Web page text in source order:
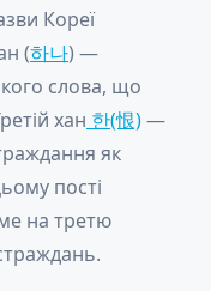
Кореї
(하나) —
слова, що
хан 한(恨)—
як
пості
на третю